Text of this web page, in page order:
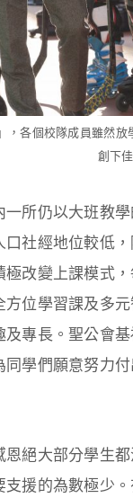
，各個校隊成員雖然
創下
所仍以大班教
社經地位較低
改變上課模式
位學習課及多
專長。聖公會
學們願意努力
絕大部分學生
援的為數極少